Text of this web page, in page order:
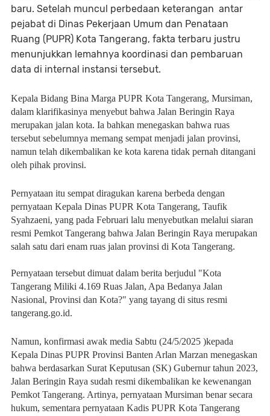
baru. Setelah muncul perbedaan keterangan antar
pejabat di Dinas Pekerjaan Umum dan Penataan
Ruang (PUPR) Kota Tangerang, fakta terbaru justru
menunjukkan lemahnya koordinasi dan pembaruan
data di internal instansi tersebut.
Kepala Bidang Bina Marga PUPR Kota Tangerang, Mursiman,
dalam klarifikasinya menyebut bahwa Jalan Beringin Raya
merupakan jalan kota. Ia bahkan menegaskan bahwa ruas
tersebut sebelumnya memang sempat menjadi jalan provinsi,
namun telah dikembalikan ke kota karena tidak pernah ditangani
oleh pihak provinsi.
Pernyataan itu sempat diragukan karena berbeda dengan
pernyataan Kepala Dinas PUPR Kota Tangerang, Taufik
Syahzaeni, yang pada Februari lalu menyebutkan melalui siaran
resmi Pemkot Tangerang bahwa Jalan Beringin Raya merupakan
salah satu dari enam ruas jalan provinsi di Kota Tangerang.
Pernyataan tersebut dimuat dalam berita berjudul "Kota
Tangerang Miliki 4.169 Ruas Jalan, Apa Bedanya Jalan
Nasional, Provinsi dan Kota?" yang tayang di situs resmi
tangerang.go.id.
Namun, konfirmasi awak media Sabtu (24/5/2025 )kepada
Kepala Dinas PUPR Provinsi Banten Arlan Marzan menegaskan
bahwa berdasarkan Surat Keputusan (SK) Gubernur tahun 2023,
Jalan Beringin Raya sudah resmi dikembalikan ke kewenangan
Pemkot Tangerang. Artinya, pernyataan Mursiman benar secara
hukum, sementara pernyataan Kadis PUPR Kota Tangerang